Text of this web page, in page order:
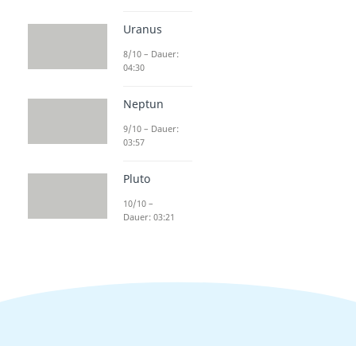
Uranus
8/10 – Dauer:
04:30
Neptun
9/10 – Dauer:
03:57
Pluto
10/10 –
Dauer: 03:21